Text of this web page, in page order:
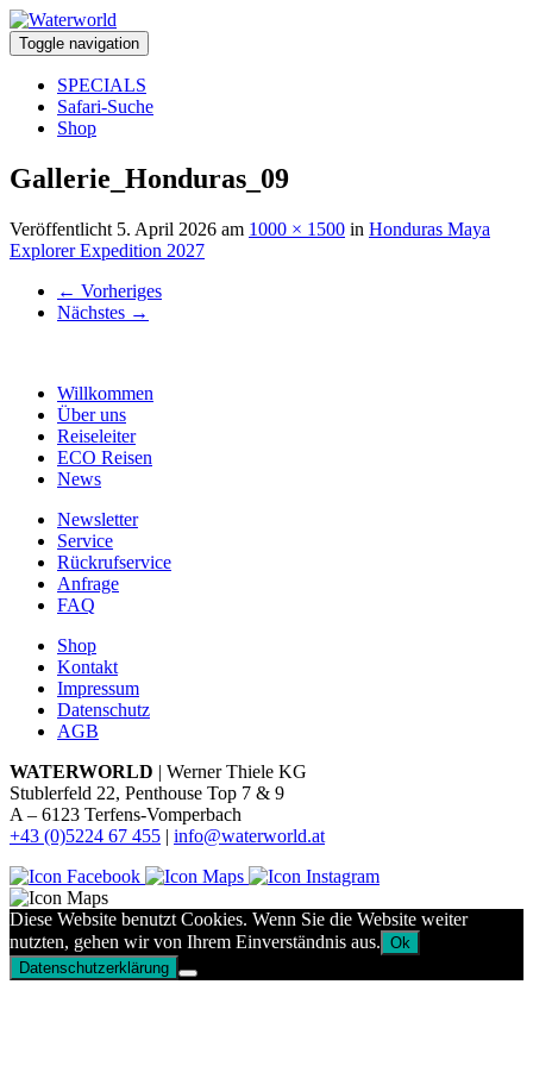
Toggle navigation
SPECIALS
Safari-Suche
Shop
Gallerie_Honduras_09
Veröffentlicht 5. April 2026 am 1000 × 1500 in Honduras Maya
Explorer Expedition 2027
← Vorheriges
Nächstes →
Willkommen
Über uns
Reiseleiter
ECO Reisen
News
Newsletter
Service
Rückrufservice
Anfrage
FAQ
Shop
Kontakt
Impressum
Datenschutz
AGB
WATERWORLD | Werner Thiele KG
Stublerfeld 22, Penthouse Top 7 & 9
A – 6123 Terfens-Vomperbach
+43 (0)5224 67 455 | info@waterworld.at
Diese Website benutzt Cookies. Wenn Sie die Website weiter
nutzten, gehen wir von Ihrem Einverständnis aus. Ok
Datenschutzerklärung